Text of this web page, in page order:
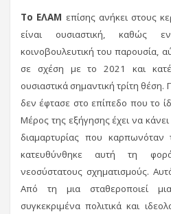
Το ΕΛΑΜ επίσης ανήκει στους
είναι ουσιαστική, καθώς
κοινοβουλευτική του παρουσία,
σε σχέση με το 2021 και
ουσιαστικά σημαντική τρίτη
δεν έφτασε στο επίπεδο που το
Μέρος της εξήγησης έχει να
διαμαρτυρίας που
κατευθύνθηκε αυτή τη
νεοσύστατους σχηματισμούς.
Από τη μια σταθεροποιεί
συγκεκριμένα πολιτικά και